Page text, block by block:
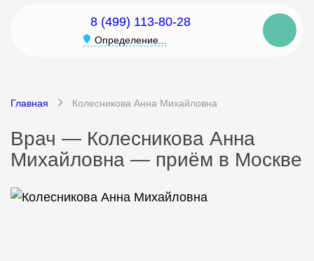
8 (499) 113-80-28
Определение...
Главная Колесникова Анна Михайловна
Врач — Колесникова Анна
Михайловна — приём в Москве